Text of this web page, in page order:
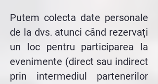
Putem colecta date personale
de la dvs. atunci când rezervați
un loc pentru participarea la
evenimente (direct sau indirect
prin intermediul partenerilor